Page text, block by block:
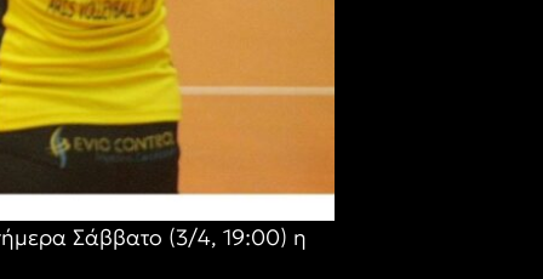
Σάββατο (3/4, 19:00) η